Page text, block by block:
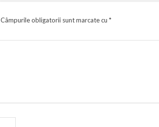
Câmpurile obligatorii sunt marcate cu *